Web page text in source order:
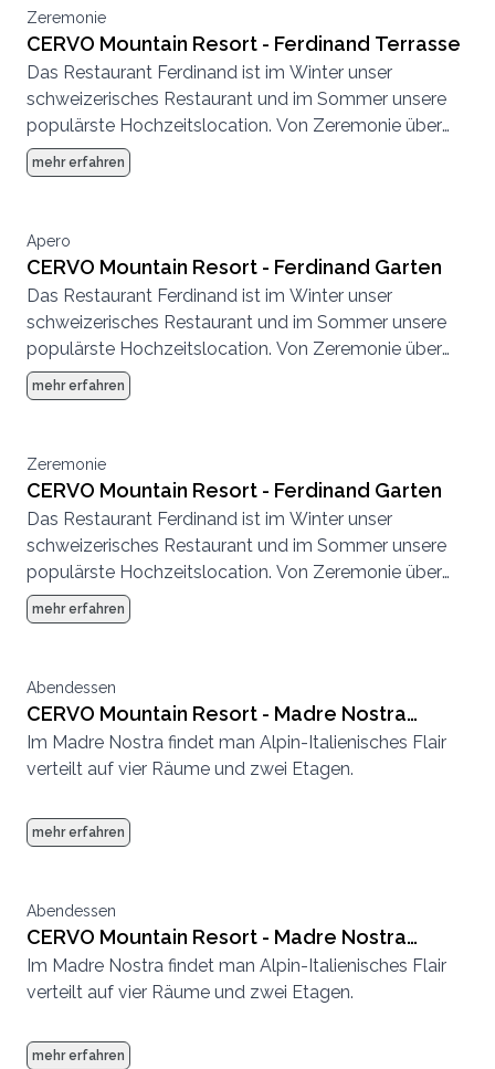
Zeremonie
CERVO Mountain Resort - Ferdinand Terrasse
Das Restaurant Ferdinand ist im Winter unser
schweizerisches Restaurant und im Sommer unsere
populärste Hochzeitslocation. Von Zeremonie über
Abendessen bis zur Party, hier können wir eine
komplette Hochzeit von Anfang bis Ende
mehr erfahren
Apero
CERVO Mountain Resort - Ferdinand Garten
Das Restaurant Ferdinand ist im Winter unser
schweizerisches Restaurant und im Sommer unsere
populärste Hochzeitslocation. Von Zeremonie über
Abendessen bis zur Party, hier können wir eine
komplette Hochzeit von Anfang bis Ende
mehr erfahren
Zeremonie
CERVO Mountain Resort - Ferdinand Garten
Das Restaurant Ferdinand ist im Winter unser
schweizerisches Restaurant und im Sommer unsere
populärste Hochzeitslocation. Von Zeremonie über
Abendessen bis zur Party, hier können wir eine
komplette Hochzeit von Anfang bis Ende
mehr erfahren
Abendessen
CERVO Mountain Resort - Madre Nostra
kleine Stube
Im Madre Nostra findet man Alpin-Italienisches Flair
verteilt auf vier Räume und zwei Etagen.
mehr erfahren
Abendessen
CERVO Mountain Resort - Madre Nostra
grosse Stube
Im Madre Nostra findet man Alpin-Italienisches Flair
verteilt auf vier Räume und zwei Etagen.
mehr erfahren